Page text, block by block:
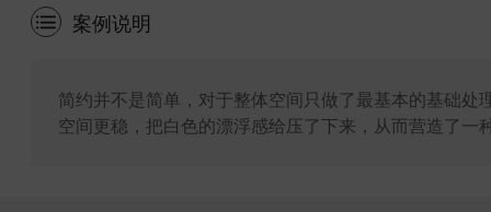
案例说明
简约并不是简单，对于整体空间只做了最基本的基础
空间更稳，把白色的漂浮感给压了下来，从而营造了一